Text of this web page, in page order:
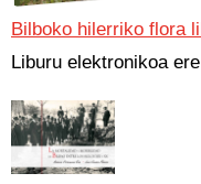
Bilboko hilerriko flora
Liburu elektronikoa